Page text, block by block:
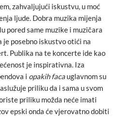
zahvaljujući iskustvu, u moć
ljude. Dobra muzika mijenja
pored same muzike i muzičara
posebno iskustvo otići na
Publika na te koncerte ide kao
je inspirativna. Iza
i opakih faca uglavnom su
priliku da i sama u svom
priliku možda neće imati
epski onda će vjerovatno dobiti